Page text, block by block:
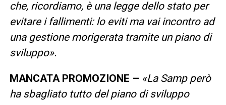
che, ricordiamo, è una legge dello stato per
evitare i fallimenti: lo eviti ma vai incontro ad
una gestione morigerata tramite un piano di
sviluppo».
MANCATA PROMOZIONE – «La Samp però
ha sbagliato tutto del piano di sviluppo